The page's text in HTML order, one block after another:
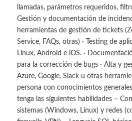
llamadas, parámetros requeridos,
Gestión y documentación de
herramientas de gestión de tickets
Service, FAQs, otras) · Testing de
Linux, Android e iOS. ·
para la corrección de bugs · Alta y
Azure, Google, Slack u otras
persona con conocimientos
tenga las siguientes habilidades –
sistemas (Windows, Linux) y redes